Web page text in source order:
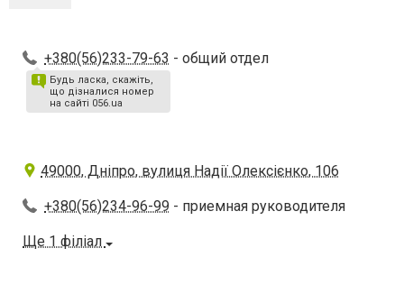
+380(56)233-79-63 - общий отдел
Будь ласка, скажіть,
що дізналися номер
на сайті 056.ua
49000, Дніпро, вулиця Надії Олексієнко, 106
+380(56)234-96-99 - приемная руководителя
Ще 1 філіал